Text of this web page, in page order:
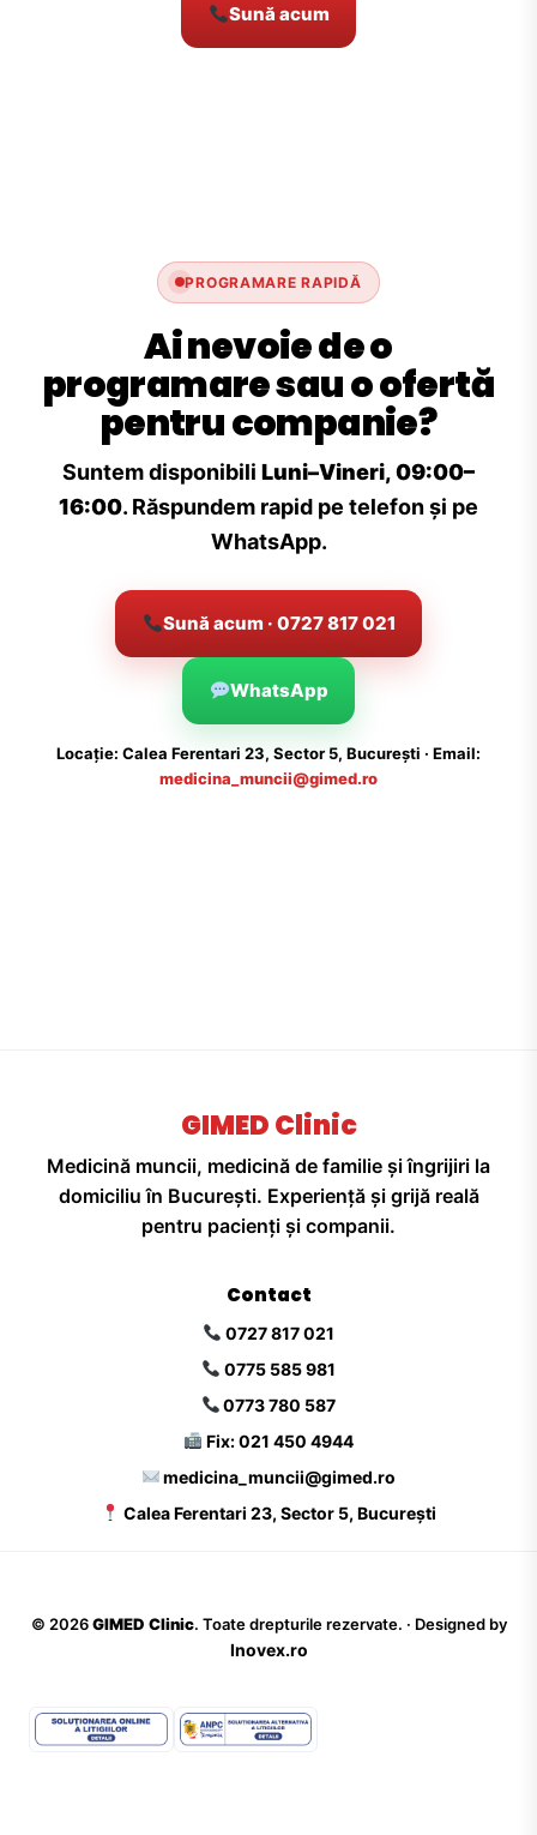
Sună acum
PROGRAMARE RAPIDĂ
Ai nevoie de o
programare sau o ofertă
pentru companie?
Suntem disponibili Luni–Vineri, 09:00–
16:00. Răspundem rapid pe telefon și pe
WhatsApp.
Sună acum · 0727 817 021
WhatsApp
Locație: Calea Ferentari 23, Sector 5, București · Email:
medicina_muncii@gimed.ro
GIMED Clinic
Medicină muncii, medicină de familie și îngrijiri la
domiciliu în București. Experiență și grijă reală
pentru pacienți și companii.
Contact
0727 817 021
0775 585 981
0773 780 587
Fix: 021 450 4944
medicina_muncii@gimed.ro
Calea Ferentari 23, Sector 5, București
© 2026 GIMED Clinic. Toate drepturile rezervate. · Designed by
Inovex.ro